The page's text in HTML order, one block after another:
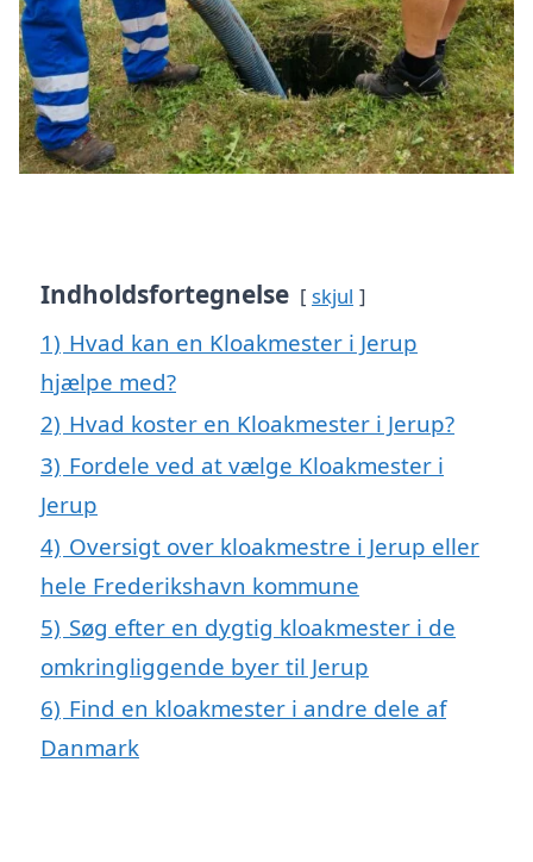
Indholdsfortegnelse skjul
1) Hvad kan en Kloakmester i Jerup
hjælpe med?
2) Hvad koster en Kloakmester i Jerup?
3) Fordele ved at vælge Kloakmester i
Jerup
4) Oversigt over kloakmestre i Jerup eller
hele Frederikshavn kommune
5) Søg efter en dygtig kloakmester i de
omkringliggende byer til Jerup
6) Find en kloakmester i andre dele af
Danmark